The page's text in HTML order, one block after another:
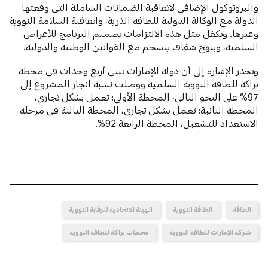
والبروتوكول الإضافي لاتفاقية الضمانات الشاملة التي وقعتها
الدولة مع الوكالة الدولية للطاقة الذرية، واتفاقية السلامة النووية
وغيرها. وتكفل مثل هذه الالتزامات تصميم البرنامج للأغراض
السلمية، وبنهج شفاف ينسجم مع القوانين الوطنية والدولية.
وتجدر الإشارة إلى أن دولة الإمارات تبنى أربع وحدات في محطة
براكة للطاقة النووية السلمية ووصلت نسبة انجاز المشروع إلى
97% على النحو التالي، المحطة الأولى: تعمل بشكل تجاري،
المحطة الثانية: تعمل بشكل تجارى، المحطة الثالثة في مرحلة
الاستعداد للتشغيل، المحطة الرابعة 92%.
الطاقة الطاقة النووية الهيئة الاتحادية للرقابة النووية
شركة الإمارات للطاقة النووية محطات براكة للطاقة النووية